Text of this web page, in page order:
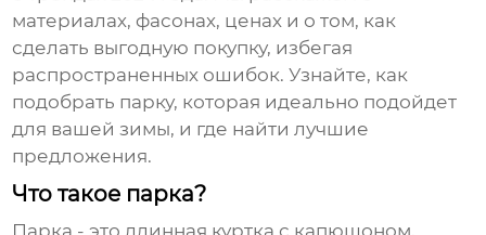
материалах, фасонах, ценах и о том, как
сделать выгодную покупку, избегая
распространенных ошибок. Узнайте, как
подобрать парку, которая идеально подойдет
для вашей зимы, и где найти лучшие
предложения.
Что такое парка?